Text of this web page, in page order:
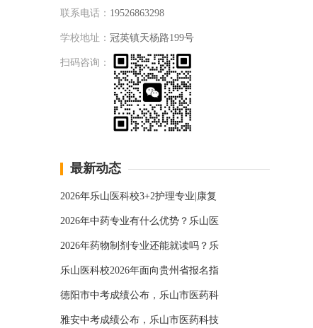
联系电话： 19526863298
学校地址： 冠英镇天杨路199号
扫码咨询：
最新动态
2026年乐山医科校3+2护理专业|康复
2026年中药专业有什么优势？乐山医
2026年药物制剂专业还能就读吗？乐
乐山医科校2026年面向贵州省报名指
德阳市中考成绩公布，乐山市医药科
雅安中考成绩公布，乐山市医药科技